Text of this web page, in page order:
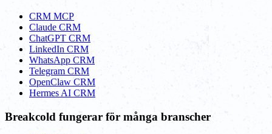
CRM MCP
Claude CRM
ChatGPT CRM
LinkedIn CRM
WhatsApp CRM
Telegram CRM
OpenClaw CRM
Hermes AI CRM
Breakcold fungerar för många branscher